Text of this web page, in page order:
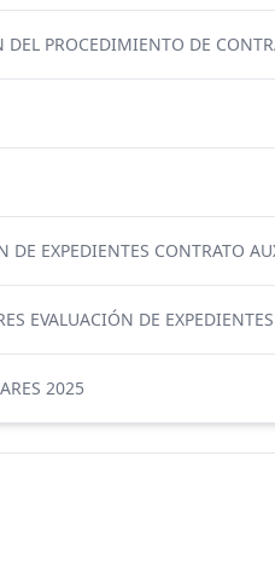
PROCEDIMIENTO DE
DE EXPEDIENTES CONTRATO
EVALUACIÓN DE
2025